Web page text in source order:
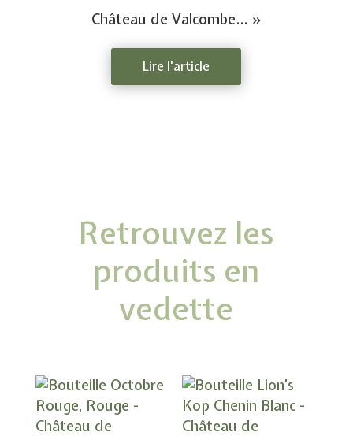
Château de Valcombe… »
Lire l'article
Retrouvez les
produits en
vedette